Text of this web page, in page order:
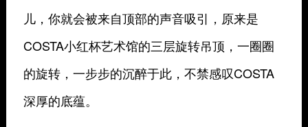
儿，你就会被来自顶部的声音吸引，原来是
COSTA小红杯艺术馆的三层旋转吊顶，一圈圈
的旋转，一步步的沉醉于此，不禁感叹COSTA
深厚的底蕴。